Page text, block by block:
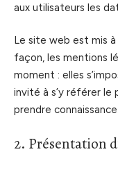
aux utilisateurs les
Le site web est mis
façon, les mentions
moment : elles
invité à s’y référer le
prendre connaissance.
2. Présentation